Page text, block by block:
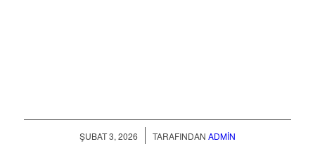
ŞUBAT 3, 2026
/ TARAFINDAN ADMIN